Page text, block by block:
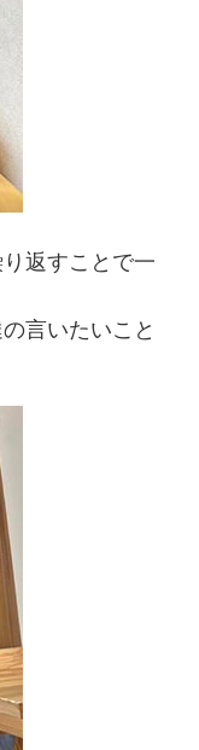
返すことで一
言いたいこと